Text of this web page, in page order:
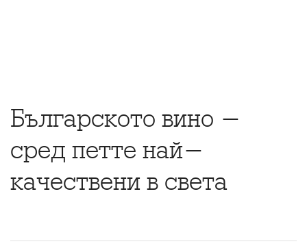
Българското вино -
сред петте най-
качествени в света